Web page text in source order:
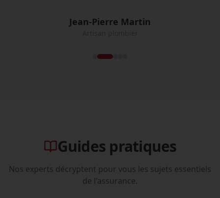
Jean-Pierre Martin
Guides pratiques
Nos experts décryptent pour vous les sujets essentiels
de l'assurance.